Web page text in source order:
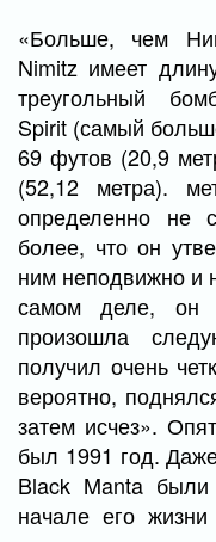
«Больше, чем
Nimitz имеет
треугольный
Spirit (самый
69 футов (20,9
(52,12 метра).
определенно не
более, что он
ним неподвижно и
самом деле, он
произошла
получил очень
вероятно,
затем исчез».
был 1991 год.
Black Manta
начале его